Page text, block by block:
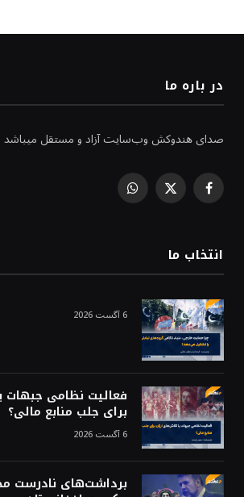
در باره ما
صدای هندوکش وب‌سایت آزاد و مستقل میباشد
Facebook
X
WhatsApp
انتخاب ما
6 آگست 2026
فعالیت نظامی جبهات
برای جلب منابع مالی؟
6 آگست 2026
برداشت‌های نادرست